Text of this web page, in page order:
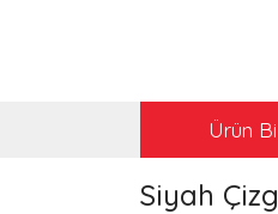
Ürün
Siyah